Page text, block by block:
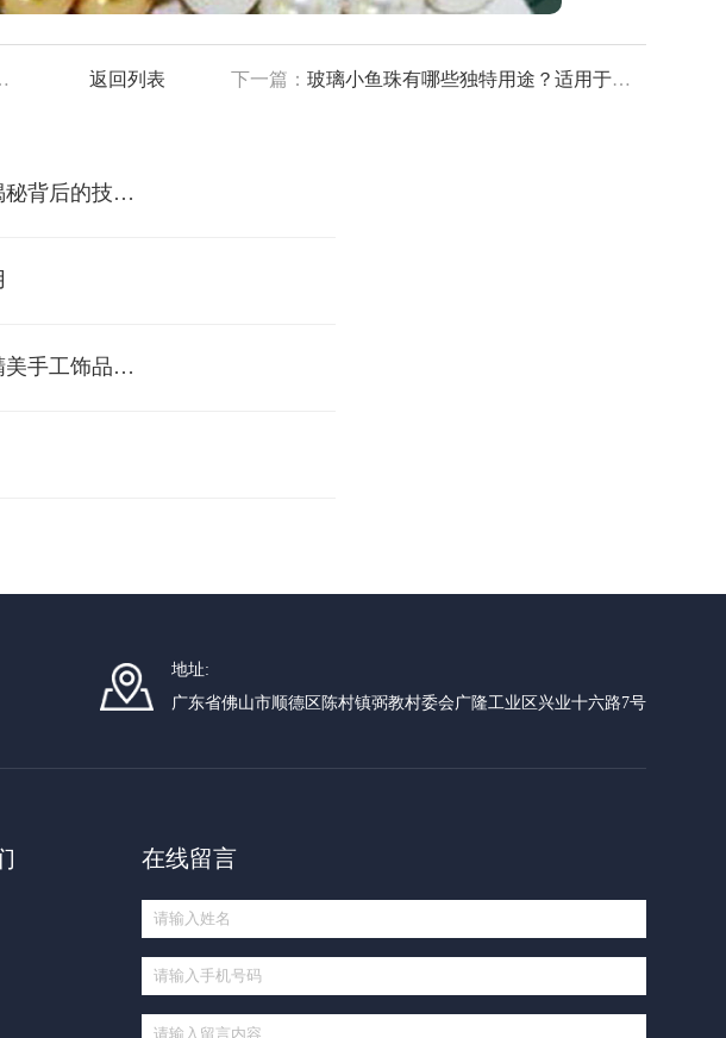
返回列表 下一篇：玻璃小鱼珠有哪些独特用途？适用于哪些创意场景解析
*复古做旧玻璃珠有哪些独特工艺？一文揭秘背后的技术原理
*玻璃树叶珠有哪些独特工艺？带你了解精美手工饰品的秘密原料
地址:
广东省佛山市顺德区陈村镇弼教村委会广隆工业区兴业十六路7号
在线留言